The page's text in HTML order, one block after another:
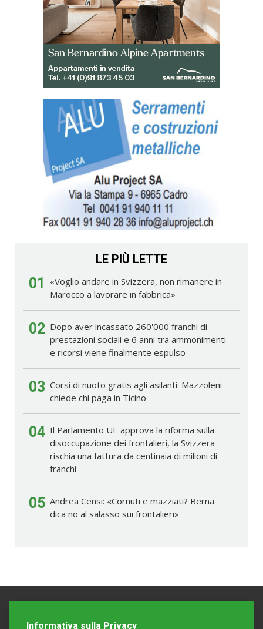
LE PIÙ LETTE
01
«Voglio andare in Svizzera, non rimanere in
Marocco a lavorare in fabbrica»
02 Dopo aver incassato 260'000 franchi di
prestazioni sociali e 6 anni tra ammonimenti
e ricorsi viene finalmente espulso
03 Corsi di nuoto gratis agli asilanti: Mazzoleni
chiede chi paga in Ticino
04 Il Parlamento UE approva la riforma sulla
disoccupazione dei frontalieri, la Svizzera
rischia una fattura da centinaia di milioni di
franchi
05 Andrea Censi: «Cornuti e mazziati? Berna
dica no al salasso sui frontalieri»
Informativa sulla Privacy